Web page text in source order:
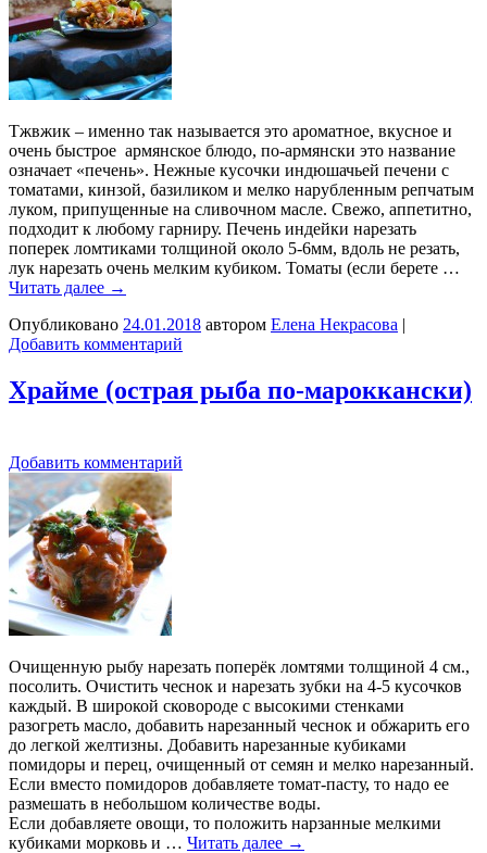
Тжвжик – именно так называется это ароматное, вкусное и
очень быстрое армянское блюдо, по-армянски это название
означает «печень». Нежные кусочки индюшачьей печени с
томатами, кинзой, базиликом и мелко нарубленным репчатым
луком, припущенные на сливочном масле. Свежо, аппетитно,
подходит к любому гарниру. Печень индейки нарезать
поперек ломтиками толщиной около 5-6мм, вдоль не резать,
лук нарезать очень мелким кубиком. Томаты (если берете …
Читать далее →
Опубликовано 24.01.2018 автором Елена Некрасова |
Добавить комментарий
Храйме (острая рыба по-мароккански)
Добавить комментарий
Очищенную рыбу нарезать поперёк ломтями толщиной 4 см.,
посолить. Очистить чеснок и нарезать зубки на 4-5 кусочков
каждый. В широкой сковороде с высокими стенками
разогреть масло, добавить нарезанный чеснок и обжарить его
до легкой желтизны. Добавить нарезанные кубиками
помидоры и перец, очищенный от семян и мелко нарезанный.
Если вместо помидоров добавляете томат-пасту, то надо ее
размешать в небольшом количестве воды.
Если добавляете овощи, то положить нарзанные мелкими
кубиками морковь и … Читать далее →